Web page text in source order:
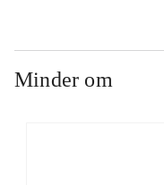
Minder om